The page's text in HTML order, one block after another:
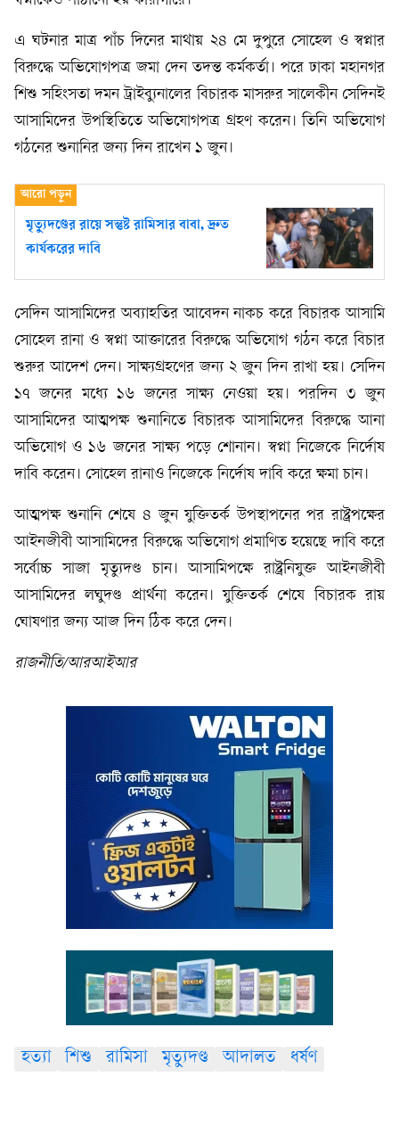
এ ঘটনার মাত্র পাঁচ দিনের মাথায় ২৪ মে দুপুরে সোহেল ও স্বপ্নার
বিরুদ্ধে অভিযোগপত্র জমা দেন তদন্ত কর্মকর্তা। পরে ঢাকা মহানগর
শিশু সহিংসতা দমন ট্রাইব্যুনালের বিচারক মাসরুর সালেকীন সেদিনই
আসামিদের উপস্থিতিতে অভিযোগপত্র গ্রহণ করেন। তিনি অভিযোগ
গঠনের শুনানির জন্য দিন রাখেন ১ জুন।
মৃত্যুদণ্ডের রায়ে সন্তুষ্ট রামিসার বাবা, দ্রুত
কার্যকরের দাবি
সেদিন আসামিদের অব্যাহতির আবেদন নাকচ করে বিচারক আসামি
সোহেল রানা ও স্বপ্না আক্তারের বিরুদ্ধে অভিযোগ গঠন করে বিচার
শুরুর আদেশ দেন। সাক্ষ্যগ্রহণের জন্য ২ জুন দিন রাখা হয়। সেদিন
১৭ জনের মধ্যে ১৬ জনের সাক্ষ্য নেওয়া হয়। পরদিন ৩ জুন
আসামিদের আত্মপক্ষ শুনানিতে বিচারক আসামিদের বিরুদ্ধে আনা
অভিযোগ ও ১৬ জনের সাক্ষ্য পড়ে শোনান। স্বপ্না নিজেকে নির্দোষ
দাবি করেন। সোহেল রানাও নিজেকে নির্দোষ দাবি করে ক্ষমা চান।
আত্মপক্ষ শুনানি শেষে ৪ জুন যুক্তিতর্ক উপস্থাপনের পর রাষ্ট্রপক্ষের
আইনজীবী আসামিদের বিরুদ্ধে অভিযোগ প্রমাণিত হয়েছে দাবি করে
সর্বোচ্চ সাজা মৃত্যুদণ্ড চান। আসামিপক্ষে রাষ্ট্রনিযুক্ত আইনজীবী
আসামিদের লঘুদণ্ড প্রার্থনা করেন। যুক্তিতর্ক শেষে বিচারক রায়
ঘোষণার জন্য আজ দিন ঠিক করে দেন।
রাজনীতি/আরআইআর
হত্যা শিশু রামিসা মৃত্যুদণ্ড আদালত ধর্ষণ